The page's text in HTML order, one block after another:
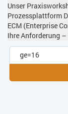
Unser
Prozessplattform
ECM (Enterprise
Ihre Anforderung